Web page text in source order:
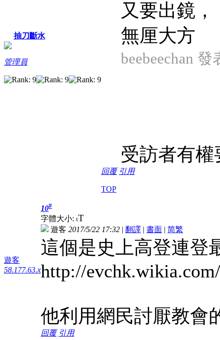
抽刀斷水
管理員
又要出鏡
無厘大方
beebeechan
受訪者有權
回覆 引用
TOP
遊客
58.177.63.x
10#
字體大小: tT
遊客 2017/5/22 17:32 | 翻譯 | 書面 | 简繁
這個是史上高登連登
http://
他利用網民討厭教會
回覆 引用